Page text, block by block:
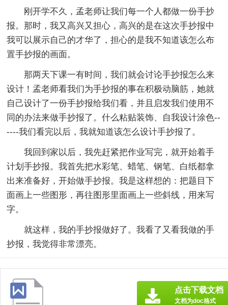
刚开学不久，孟老师让我们每一个人都做一份手抄
报。那时，我又高兴又担心，高兴的是在这次手抄报中
我可以展示自己的才华了，担心的是我不知道该怎么布
置手抄报的画面。
那两天下课一有时间，我们就会讨论手抄报怎么来
设计！孟老师看我们为手抄报的事在积极动脑筋，她就
自己设计了一份手抄报给我们看，并且启发我们使用不
同的办法来做手抄报了。什么粘贴装饰、自我设计涂色--
----我们看完以后，我就知道该怎么设计手抄报了。
我回到家以后，我先赶紧把作业写完，就开始着手
计划手抄报。我首先把水彩笔、蜡笔、钢笔、白纸都拿
出来准备好，开始做手抄报。我是这样想的：把题目下
面画上一些图形，再往图形里面画上一些斜线，用来写
字。
就这样，我的手抄报做好了。我看了又看我做的手
抄报，我觉得非常漂亮。
点击下载文档
文档为doc格式